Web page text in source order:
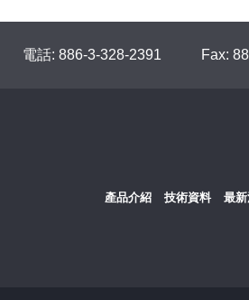
電話: 886-3-328-2391 Fax:
產品介紹 技術資料 最